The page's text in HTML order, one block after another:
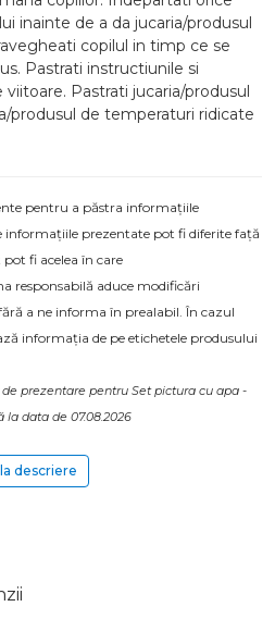
inainte de a da jucaria/produsul
copilul in timp ce se
Pastrati instructiunile si
Pastrati jucaria/produsul
produsul de temperaturi ridicate
pentru a păstra informațiile
informațiile prezentate pot fi diferite față
fi acelea în care
responsabilă aduce modificări
a ne informa în prealabil. În cazul
informația de pe etichetele produsului
prezentare pentru Set pictura cu apa -
data de 07.08.2026
descriere